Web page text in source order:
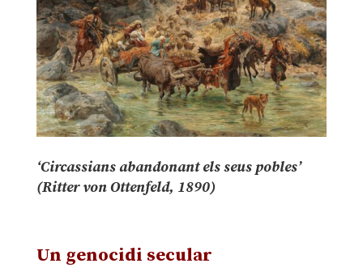
‘Circassians abandonant els seus pobles’
(Ritter von Ottenfeld, 1890)
Un genocidi secular